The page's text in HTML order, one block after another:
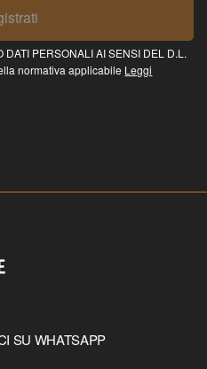
DATI PERSONALI AI SENSI DEL D.L.
normativa applicabile Leggi
SU WHATSAPP